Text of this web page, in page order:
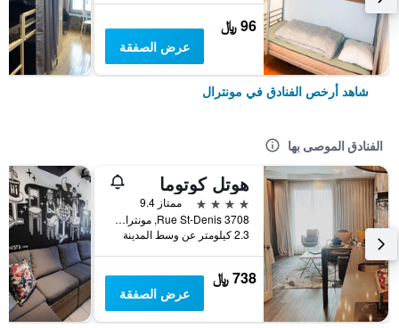
96 ﷼
عرض الصفقة
شاهد أرخص الفنادق في مونترال
الفنادق الموصى بها
هوتل كوتوما
4 نجوم
ممتاز 9.4
3708 Rue St-Denis, مونترال, QC, كندا
2.3 كيلومتر عن وسط المدينة
738 ﷼
عرض الصفقة